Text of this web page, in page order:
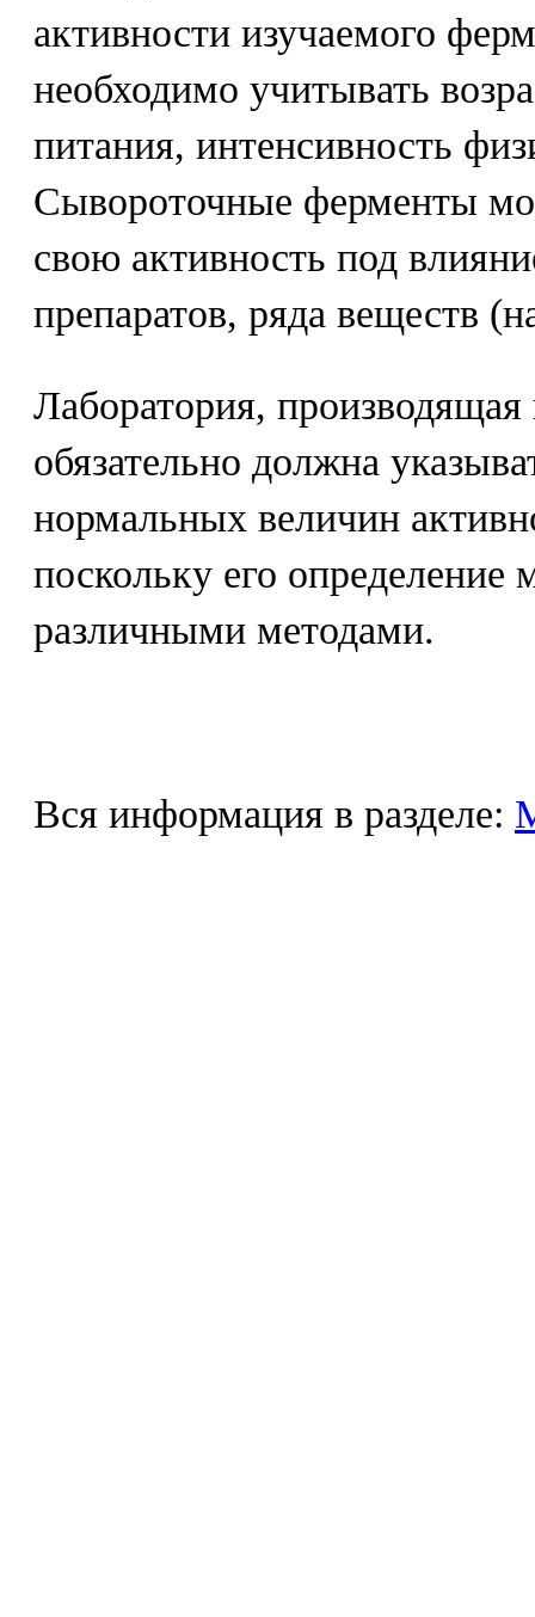
активности изучаемого
необходимо учитывать
питания, интенсивность
Сывороточные ферменты
свою активность под
препаратов, ряда веществ
Лаборатория, производящая
обязательно должна
нормальных величин
поскольку его определение
различными методами.
Вся информация в разделе: